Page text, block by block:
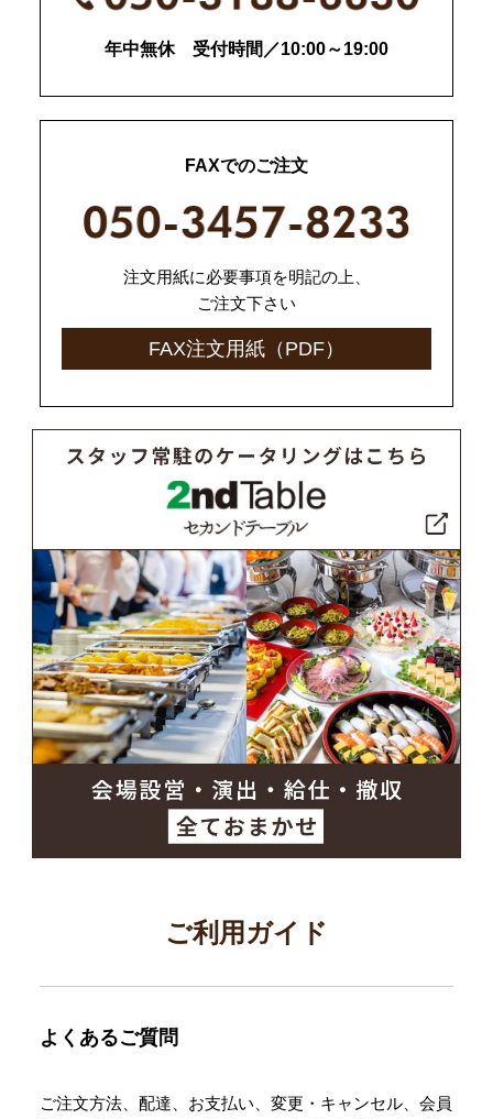
年中無休 受付時間／10:00～19:00
FAXでのご注文
注文用紙に必要事項を明記の上、
ご注文下さい
FAX注文用紙（PDF）
ご利用ガイド
よくあるご質問
ご注文方法、配達、お支払い、変更・キャンセル、会員